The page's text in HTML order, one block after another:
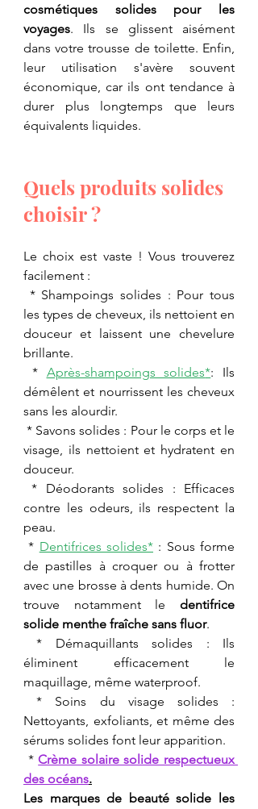
cosmétiques solides pour les
voyages. Ils se glissent aisément
dans votre trousse de toilette. Enfin,
leur utilisation s'avère souvent
économique, car ils ont tendance à
durer plus longtemps que leurs
équivalents liquides.
Quels produits solides
choisir ?
Le choix est vaste ! Vous trouverez
facilement :
* Shampoings solides : Pour tous
les types de cheveux, ils nettoient en
douceur et laissent une chevelure
brillante.
* Après-shampoings solides*: Ils
démêlent et nourrissent les cheveux
sans les alourdir.
* Savons solides : Pour le corps et le
visage, ils nettoient et hydratent en
douceur.
* Déodorants solides : Efficaces
contre les odeurs, ils respectent la
peau.
* Dentifrices solides* : Sous forme
de pastilles à croquer ou à frotter
avec une brosse à dents humide. On
trouve notamment le dentifrice
solide menthe fraîche sans fluor.
* Démaquillants solides : Ils
éliminent efficacement le
maquillage, même waterproof.
* Soins du visage solides :
Nettoyants, exfoliants, et même des
sérums solides font leur apparition.
* Crème solaire solide respectueux
des océans.
Les marques de beauté solide les